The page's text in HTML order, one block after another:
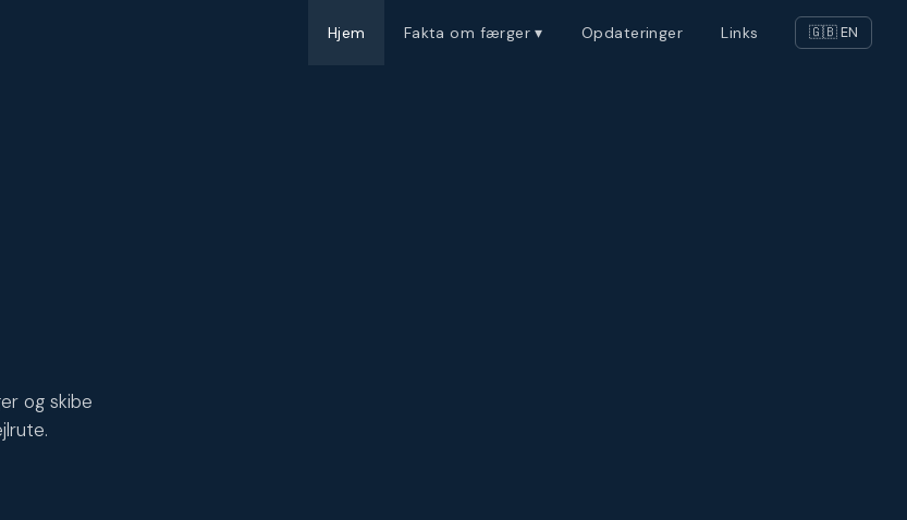
Hjem Fakta om færger ▾ Opdateringer Links 🇬🇧 EN
og skibe